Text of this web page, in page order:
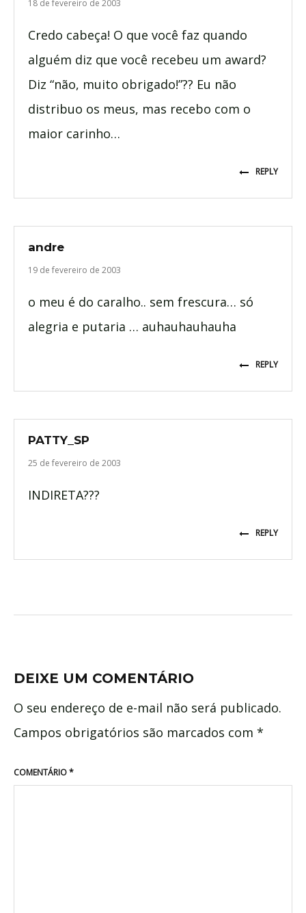
18 de fevereiro de 2003
Credo cabeça! O que você faz quando
alguém diz que você recebeu um award?
Diz “não, muito obrigado!”?? Eu não
distribuo os meus, mas recebo com o
maior carinho…
REPLY
andre
19 de fevereiro de 2003
o meu é do caralho.. sem frescura… só
alegria e putaria … auhauhauhauha
REPLY
PATTY_SP
25 de fevereiro de 2003
INDIRETA???
REPLY
DEIXE UM COMENTÁRIO
O seu endereço de e-mail não será publicado.
Campos obrigatórios são marcados com *
COMENTÁRIO*